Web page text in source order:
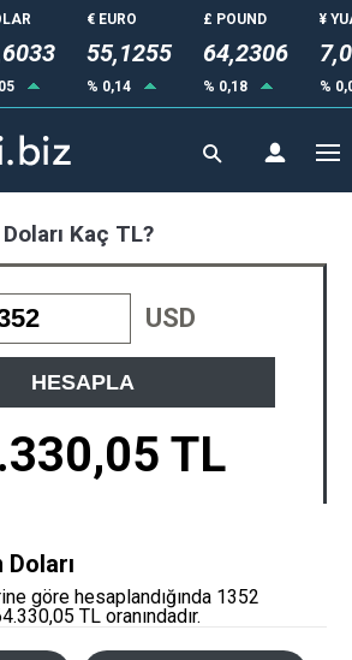
€ EURO
55,1255
% 0,14
£ POUND
64,2306
% 0,18
¥
%
Kaç TL?
USD
HESAPLA
TL
göre hesaplandığında 1352
TL oranındadır.